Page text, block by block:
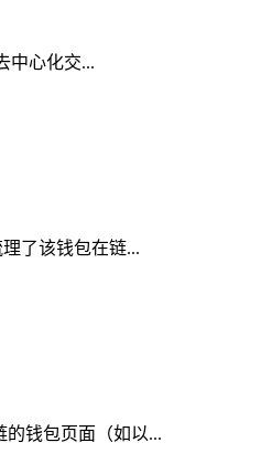
中心化交...
了该钱包在链...
的钱包页面（如以...